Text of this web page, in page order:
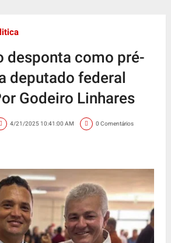
desponta como pré-
deputado federal
Godeiro Linhares
4/21/2025 10:41:00 AM 0 Comentários